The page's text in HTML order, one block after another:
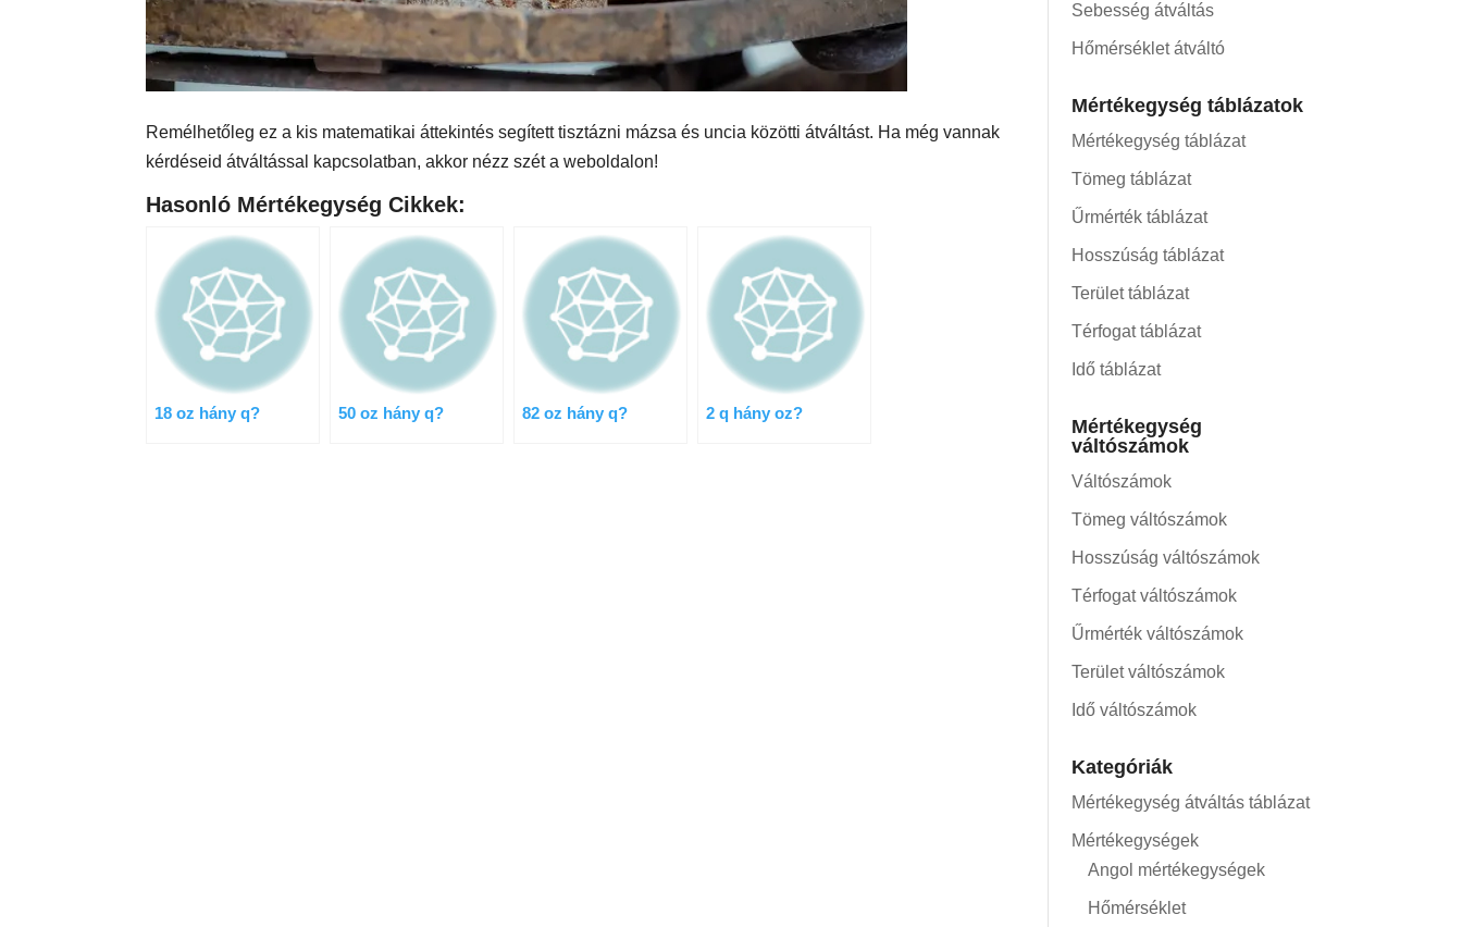
Remélhetőleg ez a kis matematikai áttekintés segített tisztázni mázsa és uncia közötti átváltást. Ha még vannak
kérdéseid átváltással kapcsolatban, akkor nézz szét a weboldalon!
Hasonló Mértékegység Cikkek:
18 oz hány q? 50 oz hány q? 82 oz hány q? 2 q hány oz?
Sebesség átváltás
Hőmérséklet átváltó
Mértékegység táblázatok
Mértékegység táblázat
Tömeg táblázat
Űrmérték táblázat
Hosszúság táblázat
Terület táblázat
Térfogat táblázat
Idő táblázat
Mértékegység
váltószámok
Váltószámok
Tömeg váltószámok
Hosszúság váltószámok
Térfogat váltószámok
Űrmérték váltószámok
Terület váltószámok
Idő váltószámok
Kategóriák
Mértékegység átváltás táblázat
Mértékegységek
Angol mértékegységek
Hőmérséklet